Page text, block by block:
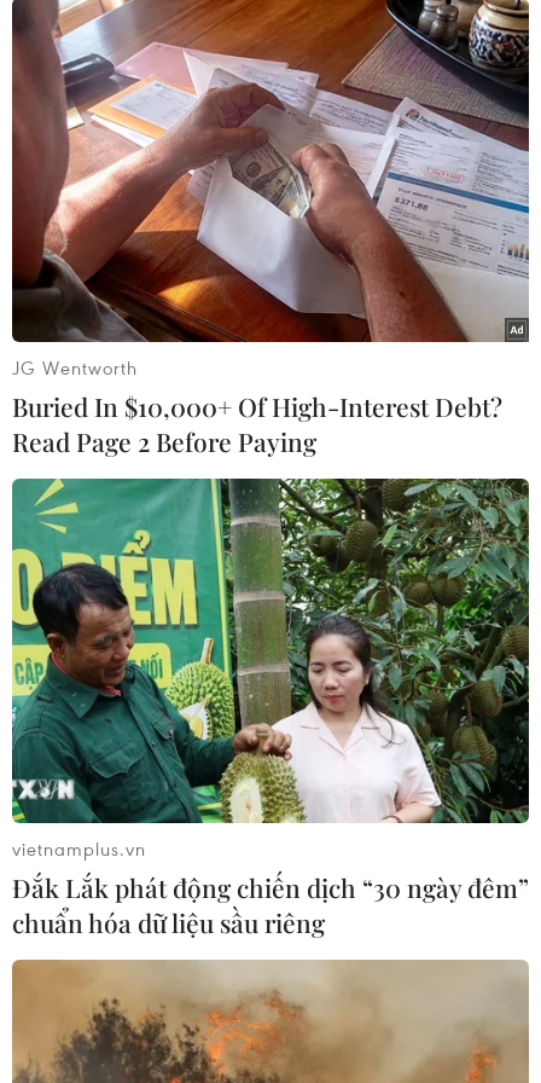
150 ca mổ phiên, khoảng trên 30 ca mổ cấp cứu,
nhu cầu cung cấp đủ máu cho điều trị bệnh
nhân rất lớn, có những ngày bệnh viện cần
truyền từ 200 đơn vị máu./.
(Vietnam+)
#Khẩu trang y tế #Thiết bị y tế
#Ngài Saadi Salama
#Bệnh viện Hữu nghị Việt Đức
#Hiến máu nhân đạo
#Tin tức mới nhất
#Bộ Y tế #VietnamPlus
Theo dõi VietnamPlus
TIN LIÊN QUAN
JG Wentworth
Buried In $10,000+ Of High-Interest Debt?
Read Page 2 Before Paying
vietnamplus.vn
Đắk Lắk phát động chiến dịch “30 ngày đêm”
chuẩn hóa dữ liệu sầu riêng